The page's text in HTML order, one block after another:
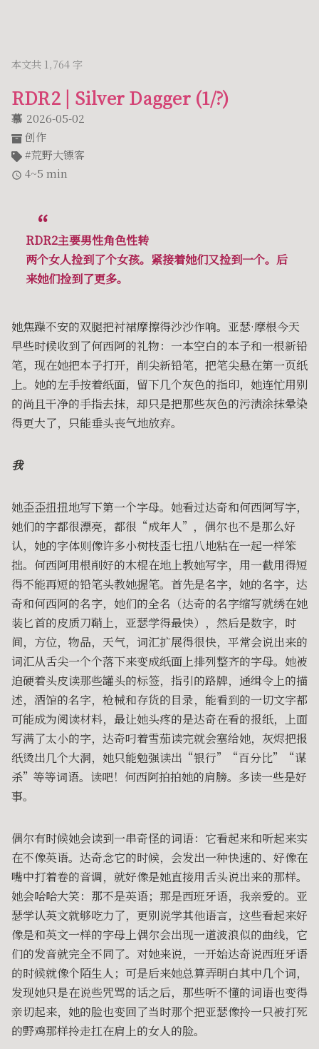
本文共 1,764 字
RDR2 | Silver Dagger (1/?)
慕 2026-05-02
创作
荒野大镖客
4~5 min
RDR2主要男性角色性转
两个女人捡到了个女孩。紧接着她们又捡到一个。后
来她们捡到了更多。
她焦躁不安的双腿把衬裙摩擦得沙沙作响。亚瑟·摩根今天
早些时候收到了何西阿的礼物：一本空白的本子和一根新铅
笔，现在她把本子打开，削尖新铅笔，把笔尖悬在第一页纸
上。她的左手按着纸面，留下几个灰色的指印，她连忙用别
的尚且干净的手指去抹，却只是把那些灰色的污渍涂抹晕染
得更大了，只能垂头丧气地放弃。
我
她歪歪扭扭地写下第一个字母。她看过达奇和何西阿写字，
她们的字都很漂亮，都很“成年人”，偶尔也不是那么好
认，她的字体则像许多小树枝歪七扭八地粘在一起一样笨
拙。何西阿用根削好的木棍在地上教她写字，用一截用得短
得不能再短的铅笔头教她握笔。首先是名字，她的名字，达
奇和何西阿的名字，她们的全名（达奇的名字缩写就绣在她
装匕首的皮质刀鞘上，亚瑟学得最快），然后是数字，时
间，方位，物品，天气，词汇扩展得很快，平常会说出来的
词汇从舌尖一个个落下来变成纸面上排列整齐的字母。她被
迫硬着头皮读那些罐头的标签，指引的路牌，通缉令上的描
述，酒馆的名字，枪械和存货的目录，能看到的一切文字都
可能成为阅读材料，最让她头疼的是达奇在看的报纸，上面
写满了太小的字，达奇叼着雪茄读完就会塞给她，灰烬把报
纸烫出几个大洞，她只能勉强读出“银行”“百分比”“谋
杀”等等词语。读吧！何西阿拍拍她的肩膀。多读一些是好
事。
偶尔有时候她会读到一串奇怪的词语：它看起来和听起来实
在不像英语。达奇念它的时候，会发出一种快速的、好像在
嘴中打着卷的音调，就好像是她直接用舌头说出来的那样。
她会哈哈大笑：那不是英语；那是西班牙语，我亲爱的。亚
瑟学认英文就够吃力了，更别说学其他语言，这些看起来好
像是和英文一样的字母上偶尔会出现一道波浪似的曲线，它
们的发音就完全不同了。对她来说，一开始达奇说西班牙语
的时候就像个陌生人；可是后来她总算弄明白其中几个词，
发现她只是在说些咒骂的话之后，那些听不懂的词语也变得
亲切起来，她的脸也变回了当时那个把亚瑟像拎一只被打死
的野鸡那样拎走扛在肩上的女人的脸。